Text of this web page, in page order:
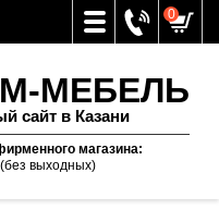
0
МЕБЕЛЬ
сайт в Казани
магазина:
выходных)